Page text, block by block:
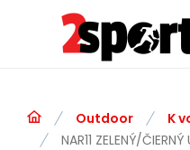
Outdoor K
NAR11 ZELENÝ/